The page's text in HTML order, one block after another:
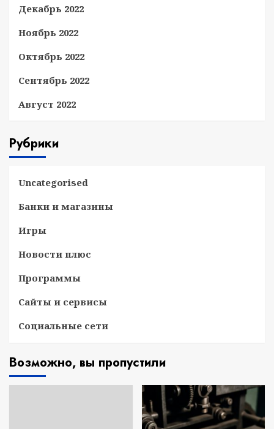
Декабрь 2022
Ноябрь 2022
Октябрь 2022
Сентябрь 2022
Август 2022
Рубрики
Uncategorised
Банки и магазины
Игры
Новости плюс
Программы
Сайты и сервисы
Социальные сети
Возможно, вы пропустили